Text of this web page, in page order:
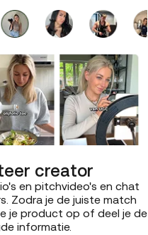
creator
en pitchvideo's en chat
Zodra je de juiste match
je product op of deel je de
informatie.